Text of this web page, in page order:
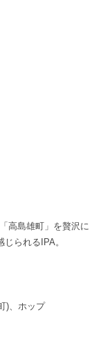
高島雄町」を贅沢に
られるIPA。
)、ホップ